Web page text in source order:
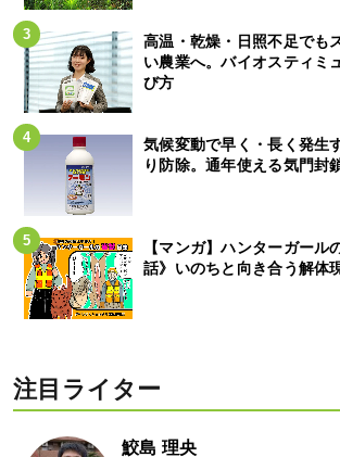
高温・乾燥・日照不足でも
い農業へ。バイオスティミ
び方
気候変動で早く・長く発生
り防除。通年使える気門封
【マンガ】ハンターガール
話》いのちと向き合う解体
注目ライター
鮫島 理央